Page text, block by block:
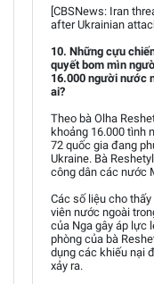
[CBSNews: Iran
after Ukrainian
10. Những cựu
quyết bom mìn
16.000 người nước
ai?
Theo bà Olha
khoảng 16.000 tình
72 quốc gia đang
Ukraine. Bà
công dân các nước
Các số liệu cho
viên nước ngoài
của Nga gây áp lực
phòng của bà
dụng các khiếu nại
xảy ra.